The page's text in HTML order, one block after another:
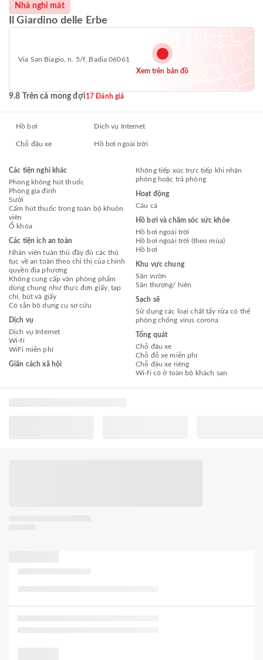
Nhà nghỉ mát
Il Giardino delle Erbe
Via San Biagio, n. 5/f, Badia 06061
Xem trên bản đồ
9.8 Trên cả mong đợi17 Đánh giá
Hồ bơi Dịch vụ Internet
Chỗ đậu xe Hồ bơi ngoài trời
Các tiện nghi khác
Phòng không hút thuốc
Phòng gia đình
Sưởi
Cấm hút thuốc trong toàn bộ khuôn
viên
Ổ khóa
Các tiện ích an toàn
Nhân viên tuân thủ đầy đủ các thủ
tục về an toàn theo chỉ thị của chính
quyền địa phương
Không cung cấp văn phòng phẩm
dùng chung như thực đơn giấy, tạp
chí, bút và giấy
Có sẵn bộ dụng cụ sơ cứu
Dịch vụ
Dịch vụ Internet
Wi-fi
WiFi miễn phí
Giãn cách xã hội
Không tiếp xúc trực tiếp khi nhận
phòng hoặc trả phòng
Hoạt động
Câu cá
Hồ bơi và chăm sóc sức khỏe
Hồ bơi ngoài trời
Hồ bơi ngoài trời (theo mùa)
Hồ bơi
Khu vực chung
Sân vườn
Sân thượng/ hiên
Sạch sẽ
Sử dụng các loại chất tẩy rửa có thể
phòng chống virus corona
Tổng quát
Chỗ đậu xe
Chỗ đỗ xe miễn phí
Chỗ đậu xe riêng
Wi-fi có ở toàn bộ khách sạn